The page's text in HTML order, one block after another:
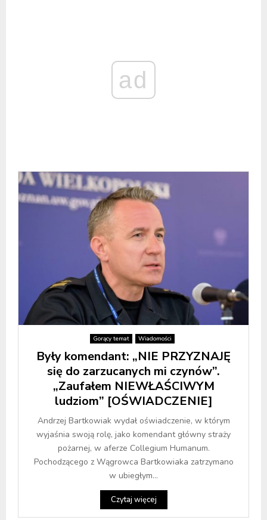
ad
Gorący temat Wiadomości
Były komendant: „NIE PRZYZNAJĘ
się do zarzucanych mi czynów”.
„Zaufałem NIEWŁAŚCIWYM
ludziom” [OŚWIADCZENIE]
Andrzej Bartkowiak wydał oświadczenie, w którym
wyjaśnia swoją rolę, jako komendant główny straży
pożarnej, w aferze Collegium Humanum.
Pochodzącego z Wągrowca Bartkowiaka zatrzymano
w ubiegłym...
Czytaj więcej